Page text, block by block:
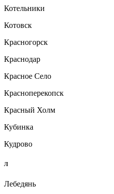
Котельники
Котовск
Красногорск
Краснодар
Красное Село
Красноперекопск
Красный Холм
Кубинка
Кудрово
Л
Лебедянь